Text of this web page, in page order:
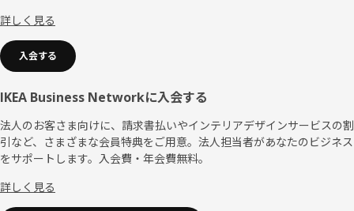
詳しく見る
入会する
IKEA Business Networkに入会する
法人のお客さま向けに、請求書払いやインテリアデザインサービスの割
引など、さまざまな会員特典をご用意。法人担当者があなたのビジネス
をサポートします。入会費・年会費無料。
詳しく見る